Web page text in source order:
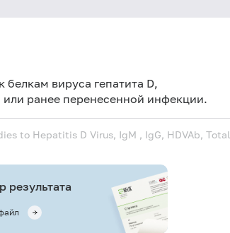
вируса гепатита D,
ранее перенесенной инфекции.
to Hepatitis D Virus, IgM , IgG, HDVAb, Total
результата